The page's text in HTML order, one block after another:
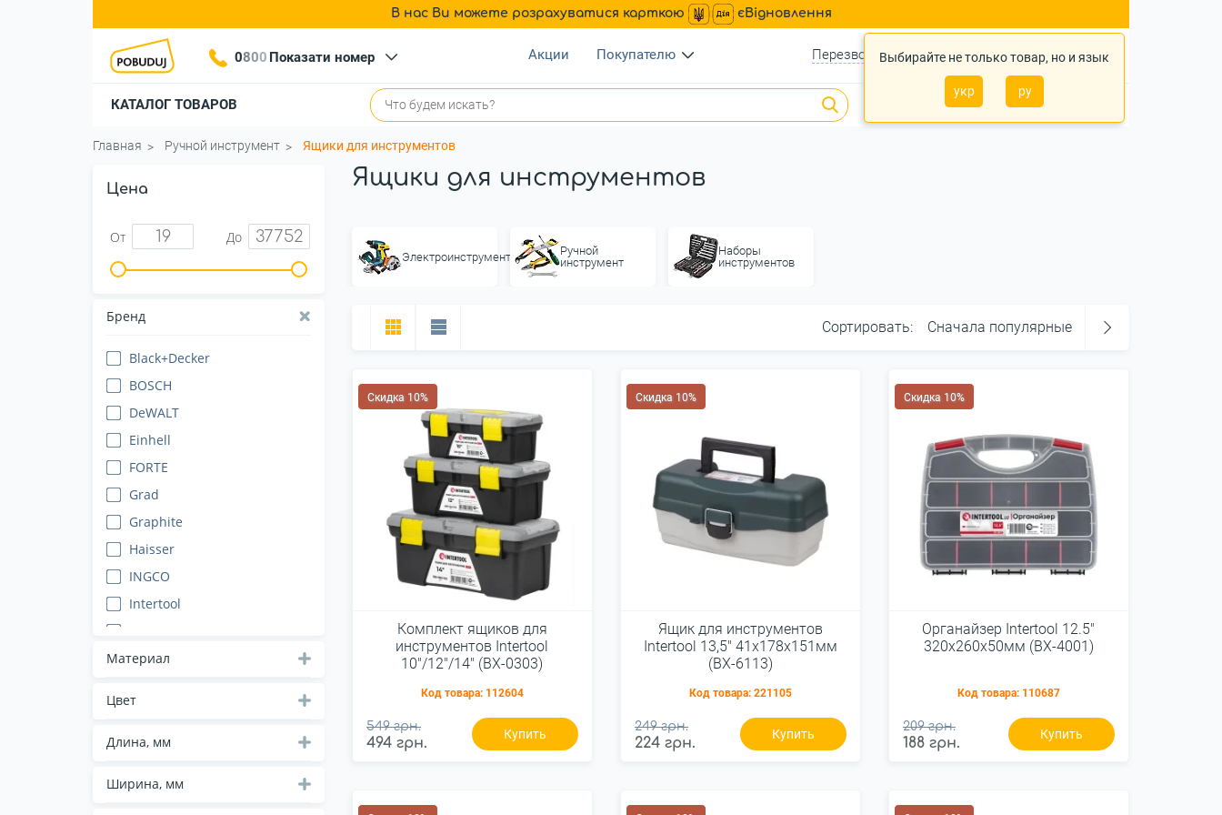
В нас Ви можете розрахуватися карткою єВідновлення
Выбирайте не только товар, но и язык
укр ру
0800 Показати номер Акции Покупателю Перезвонить? Войти Укр Ру
КАТАЛОГ ТОВАРОВ 0
Главная Ручной инструмент Ящики для инструментов
Цена
От До
Бренд
Black+Decker
BOSCH
DeWALT
Einhell
FORTE
Grad
Graphite
Haisser
INGCO
Intertool
King Tony
Milwaukee
Neo tools
Материал
Цвет
Длина, мм
Ширина, мм
Ящики для инструментов
Электроинструменты
Ручной
инструмент
Наборы
инструментов
Сортировать: Сначала популярные
Скидка 10%
Комплект ящиков для
инструментов Intertool
10"/12"/14" (BX-0303)
Код товара: 112604
549 грн.
494 грн.
Купить
Скидка 10%
Ящик для инструментов
Intertool 13,5" 41x178x151мм
(BX-6113)
Код товара: 221105
249 грн.
224 грн.
Купить
Скидка 10%
Органайзер Intertool 12.5"
320х260х50мм (BX-4001)
Код товара: 110687
209 грн.
188 грн.
Купить